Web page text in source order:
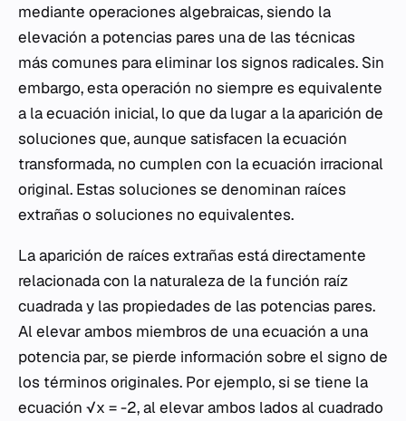
mediante operaciones algebraicas, siendo la
elevación a potencias pares una de las técnicas
más comunes para eliminar los signos radicales. Sin
embargo, esta operación no siempre es equivalente
a la ecuación inicial, lo que da lugar a la aparición de
soluciones que, aunque satisfacen la ecuación
transformada, no cumplen con la ecuación irracional
original. Estas soluciones se denominan raíces
extrañas o soluciones no equivalentes.
La aparición de raíces extrañas está directamente
relacionada con la naturaleza de la función raíz
cuadrada y las propiedades de las potencias pares.
Al elevar ambos miembros de una ecuación a una
potencia par, se pierde información sobre el signo de
los términos originales. Por ejemplo, si se tiene la
ecuación √x = -2, al elevar ambos lados al cuadrado